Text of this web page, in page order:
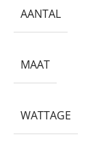
AANTAL
MAAT
WATTAGE